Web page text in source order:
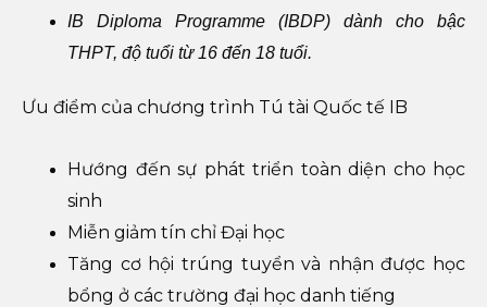
IB Diploma Programme (IBDP) dành cho bậc
THPT, độ tuổi từ 16 đến 18 tuổi.
Ưu điểm của chương trình Tú tài Quốc tế IB
Hướng đến sự phát triển toàn diện cho học
sinh
Miễn giảm tín chỉ Đại học
Tăng cơ hội trúng tuyển và nhận được học
bổng ở các trường đại học danh tiếng